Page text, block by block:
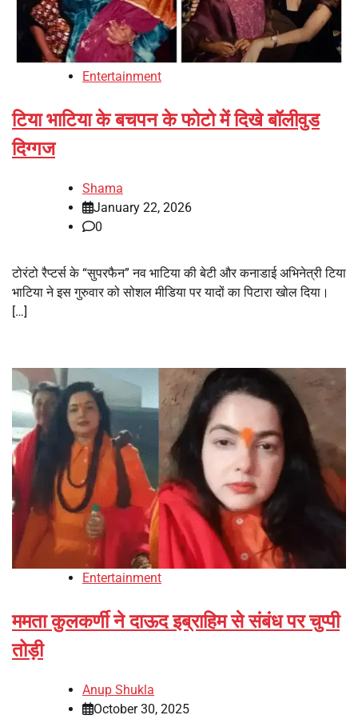
Entertainment
टिया भाटिया के बचपन के फोटो में दिखे बॉलीवुड
दिग्गज
Shama
January 22, 2026
0
टोरंटो रैप्टर्स के “सुपरफैन” नव भाटिया की बेटी और कनाडाई अभिनेत्री टिया
भाटिया ने इस गुरुवार को सोशल मीडिया पर यादों का पिटारा खोल दिया।
[…]
Entertainment
ममता कुलकर्णी ने दाऊद इब्राहिम से संबंध पर चुप्पी
तोड़ी
Anup Shukla
October 30, 2025